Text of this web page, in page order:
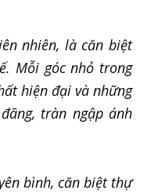
nhiên, là căn biệt
Mỗi góc nhỏ trong
hiện đại và những
tràn ngập ánh
bình, căn biệt thự